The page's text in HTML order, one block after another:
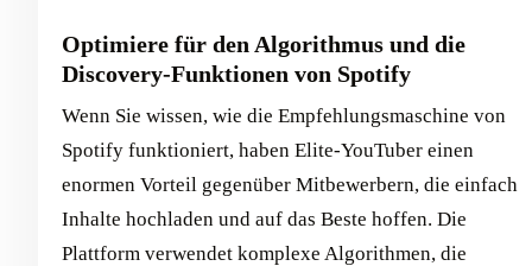
Optimiere für den Algorithmus und die
Discovery-Funktionen von Spotify
Wenn Sie wissen, wie die Empfehlungsmaschine von
Spotify funktioniert, haben Elite-YouTuber einen
enormen Vorteil gegenüber Mitbewerbern, die einfach
Inhalte hochladen und auf das Beste hoffen. Die
Plattform verwendet komplexe Algorithmen, die